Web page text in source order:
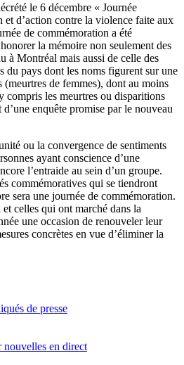
le 6 décembre « Journée
et d’action contre la violence faite aux
de commémoration a été
la mémoire non seulement des
à Montréal mais aussi de celle des
du pays dont les noms figurent sur une
de femmes), dont au moins
compris les meurtres ou disparitions
enquête promise par le nouveau
ou la convergence de sentiments
ayant conscience d’une
l’entraide au sein d’un groupe.
commémoratives qui se tiendront
sera une journée de commémoration.
celles qui ont marché dans la
une occasion de renouveler leur
concrètes en vue d’éliminer la
de presse
en direct